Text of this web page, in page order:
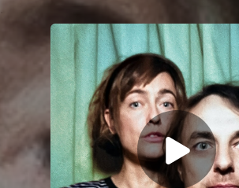
You're all set!
.